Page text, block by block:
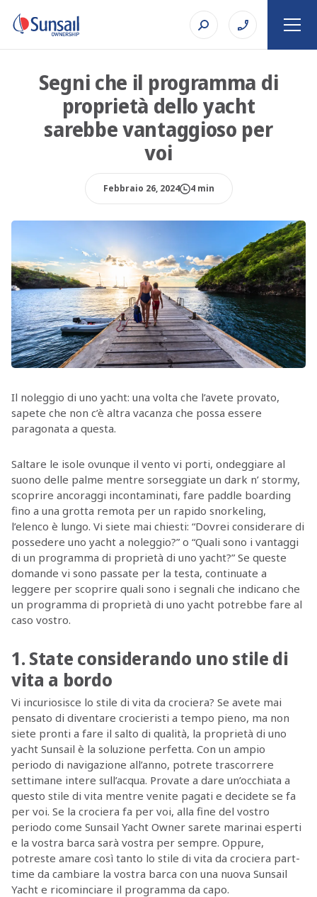
Segni che il programma di
proprietà dello yacht
sarebbe vantaggioso per
voi
Febbraio 26, 2024 4 min
Il noleggio di uno yacht: una volta che l’avete provato,
sapete che non c’è altra vacanza che possa essere
paragonata a questa.
Saltare le isole ovunque il vento vi porti, ondeggiare al
suono delle palme mentre sorseggiate un dark n’ stormy,
scoprire ancoraggi incontaminati, fare paddle boarding
fino a una grotta remota per un rapido snorkeling,
l’elenco è lungo. Vi siete mai chiesti: “Dovrei considerare di
possedere uno yacht a noleggio?” o “Quali sono i vantaggi
di un programma di proprietà di uno yacht?” Se queste
domande vi sono passate per la testa, continuate a
leggere per scoprire quali sono i segnali che indicano che
un programma di proprietà di uno yacht potrebbe fare al
caso vostro.
1. State considerando uno stile di
vita a bordo
Vi incuriosisce lo stile di vita da crociera? Se avete mai
pensato di diventare crocieristi a tempo pieno, ma non
siete pronti a fare il salto di qualità, la proprietà di uno
yacht Sunsail è la soluzione perfetta. Con un ampio
periodo di navigazione all’anno, potrete trascorrere
settimane intere sull’acqua. Provate a dare un’occhiata a
questo stile di vita mentre venite pagati e decidete se fa
per voi. Se la crociera fa per voi, alla fine del vostro
periodo come Sunsail Yacht Owner sarete marinai esperti
e la vostra barca sarà vostra per sempre. Oppure,
potreste amare così tanto lo stile di vita da crociera part-
time da cambiare la vostra barca con una nuova Sunsail
Yacht e ricominciare il programma da capo.